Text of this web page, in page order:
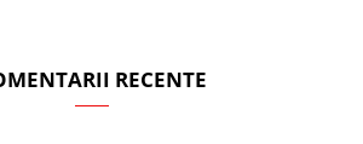
RECENTE